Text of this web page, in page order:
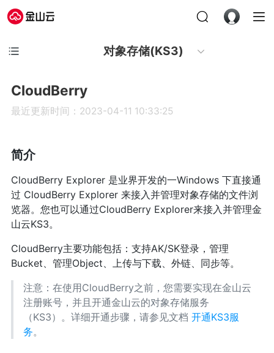
对象存储(KS3)
CloudBerry
最近更新时间：2023-04-11 10:33:25
简介
CloudBerry Explorer 是业界开发的一Windows 下直接通
过 CloudBerry Explorer 来接入并管理对象存储的文件浏
览器。您也可以通过CloudBerry Explorer来接入并管理金
山云KS3。
CloudBerry主要功能包括：支持AK/SK登录，管理
Bucket、管理Object、上传与下载、外链、同步等。
注意：在使用CloudBerry之前，您需要实现在金山云
注册账号，并且开通金山云的对象存储服务
（KS3）。详细开通步骤，请参见文档 开通KS3服
务。